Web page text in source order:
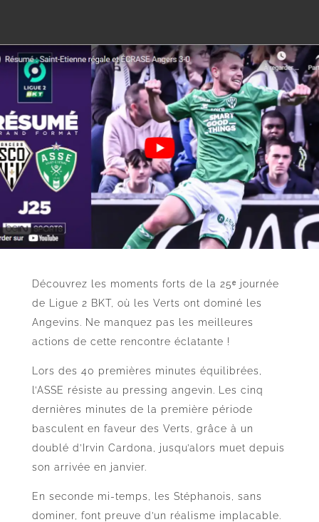
Découvrez les moments forts de la 25ᵉ journée
de Ligue 2 BKT, où les Verts ont dominé les
Angevins. Ne manquez pas les meilleures
actions de cette rencontre éclatante !
Lors des 40 premières minutes équilibrées,
l’ASSE résiste au pressing angevin. Les cinq
dernières minutes de la première période
basculent en faveur des Verts, grâce à un
doublé d’Irvin Cardona, jusqu’alors muet depuis
son arrivée en janvier.
En seconde mi-temps, les Stéphanois, sans
dominer, font preuve d’un réalisme implacable.